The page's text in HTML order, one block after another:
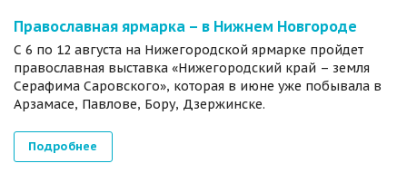
Православная ярмарка – в Нижнем Новгороде
С 6 по 12 августа на Нижегородской ярмарке пройдет
православная выставка «Нижегородский край – земля
Серафима Саровского», которая в июне уже побывала в
Арзамасе, Павлове, Бору, Дзержинске.
Подробнее